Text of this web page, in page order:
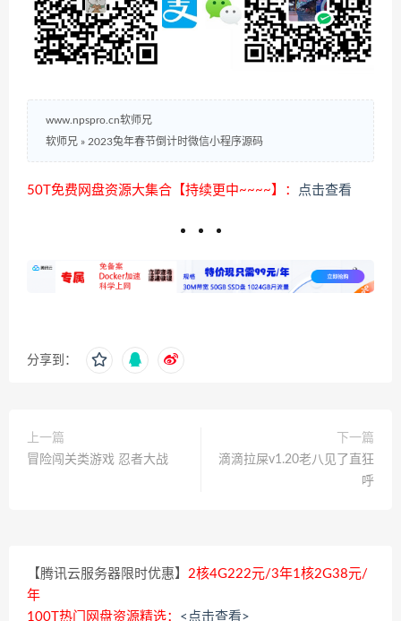
www.npspro.cn软师兄
软师兄 » 2023兔年春节倒计时微信小程序源码
50T免费网盘资源大集合【持续更中~~~~】： 点击查看
分享到：
上一篇
冒险闯关类游戏 忍者大战
下一篇
滴滴拉屎v1.20老八见了直狂
呼
【腾讯云服务器限时优惠】 2核4G222元/3年1核2G38元/
年
100T热门网盘资源精选： <点击查看>